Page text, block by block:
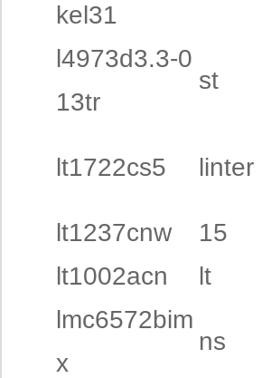
kel31
l4973d3.3-0
13tr
st
lt1722cs5 linter
lt1237cnw
15
lt1002acn
lt
lmc6572bim
x
ns